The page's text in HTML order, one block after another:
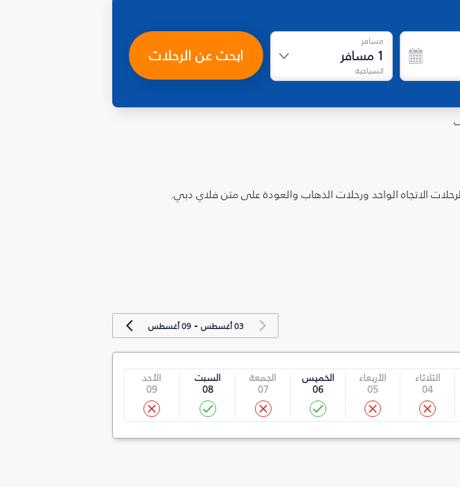
مسافر
1 مسافر
السياحية
ابحث عن الرحلات
الاتجاه الواحد ورحلات الذهاب والعودة على متن فلاي دبي.
03 أغسطس -09 أغسطس
الثلاثاء
04
الأربعاء
05
الخميس
06
الجمعة
07
السبت
08
الأحد
09